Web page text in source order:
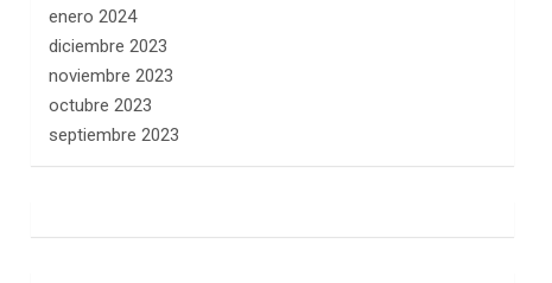
enero 2024
diciembre 2023
noviembre 2023
octubre 2023
septiembre 2023